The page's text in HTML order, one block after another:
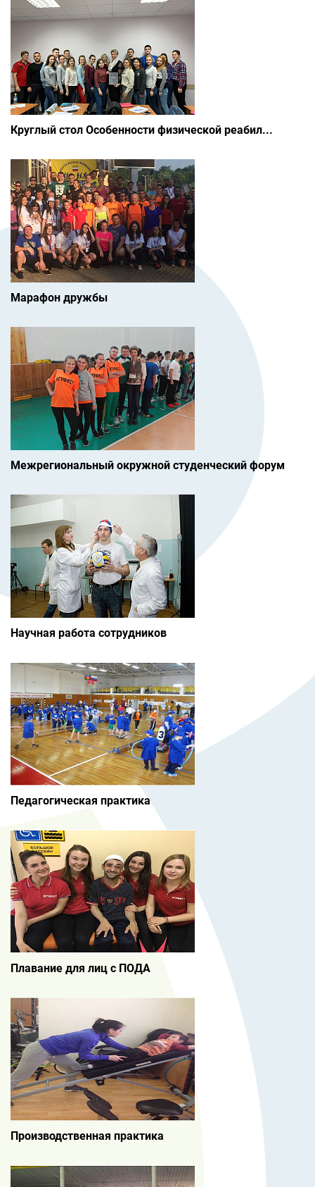
Круглый стол Особенности физической реабил...
Марафон дружбы
Межрегиональный окружной студенческий форум
Научная работа сотрудников
Педагогическая практика
Плавание для лиц с ПОДА
Производственная практика